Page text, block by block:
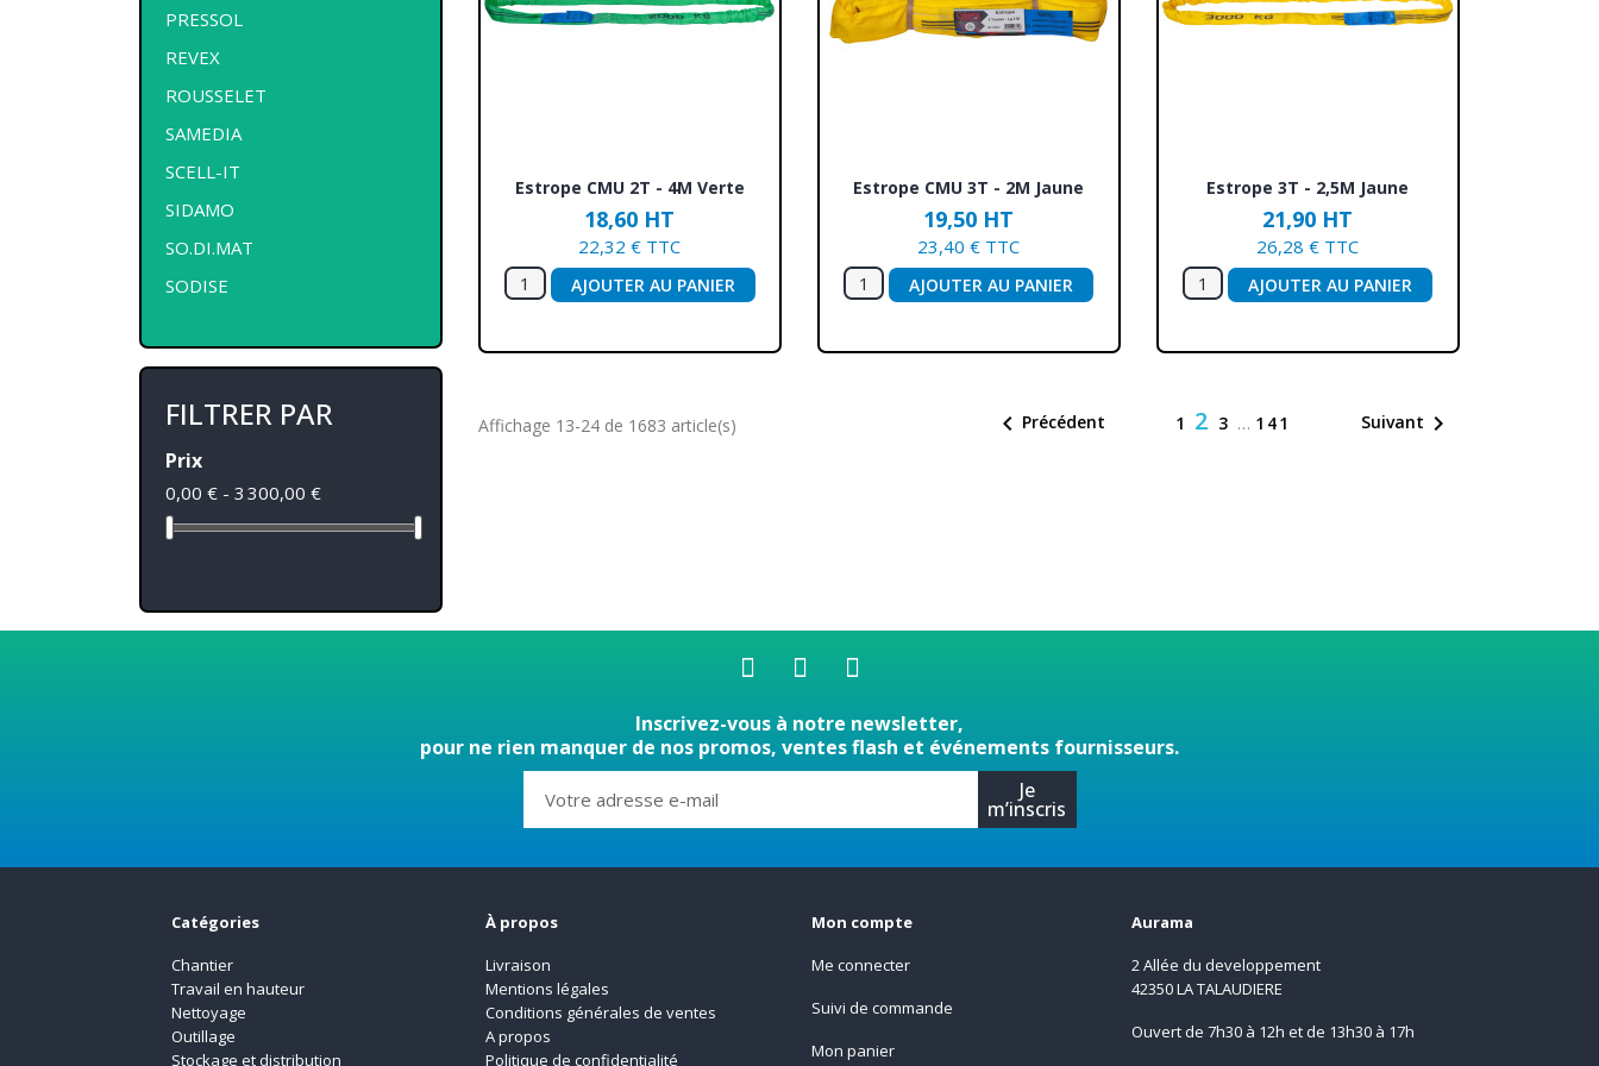
PRESSOL
REVEX
ROUSSELET
SAMEDIA
SCELL-IT
SIDAMO
SO.DI.MAT
SODISE
FILTRER PAR
Prix
0,00 € - 3 300,00 €
Aperçu rapide
Estrope CMU 2T - 4M Verte
18,60 HT
22,32 € TTC
AJOUTER AU PANIER
Aperçu rapide
Estrope CMU 3T - 2M Jaune
19,50 HT
23,40 € TTC
AJOUTER AU PANIER
Aperçu rapide
Estrope 3T - 2,5M Jaune
21,90 HT
26,28 € TTC
AJOUTER AU PANIER
Affichage 13-24 de 1683 article(s)  Précédent 1 2 3 … 141 Suivant 
Inscrivez-vous à notre newsletter,
pour ne rien manquer de nos promos, ventes flash et événements fournisseurs.
Je
m’inscris
Catégories
Chantier
Travail en hauteur
Nettoyage
Outillage
Stockage et distribution
À propos
Livraison
Mentions légales
Conditions générales de ventes
A propos
Politique de confidentialité
Mon compte
Me connecter
Suivi de commande
Mon panier
Aurama
2 Allée du developpement
42350 LA TALAUDIERE
Ouvert de 7h30 à 12h et de 13h30 à 17h